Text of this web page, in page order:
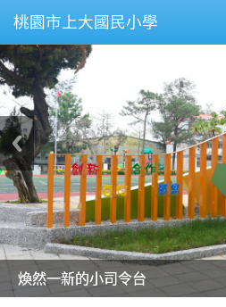
桃園市上大國民小學
美麗的操場是我們活力的來源
美麗的操場是我們活力的來源
煥然一新的小司令台
煥然一新的小司令台
富含桃園埤塘田園風光意象的中廊
富含桃園埤塘田園風光意象的中廊
嶄新的中庭廣場
嶄新的中庭廣場
水生池生生不息
水生池生生不息